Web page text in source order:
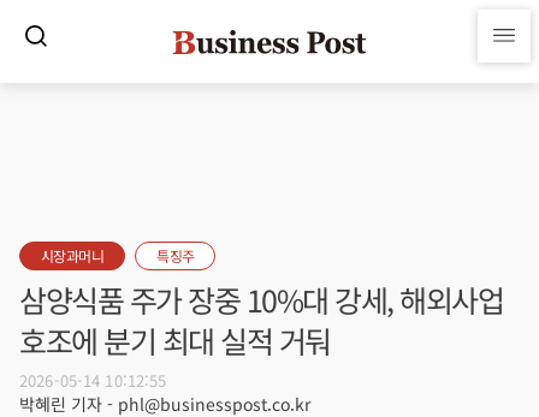
시장과머니 특징주
삼양식품 주가 장중 10%대 강세, 해외사업
호조에 분기 최대 실적 거둬
2026-05-14 10:12:55
박혜린 기자 - phl@businesspost.co.kr